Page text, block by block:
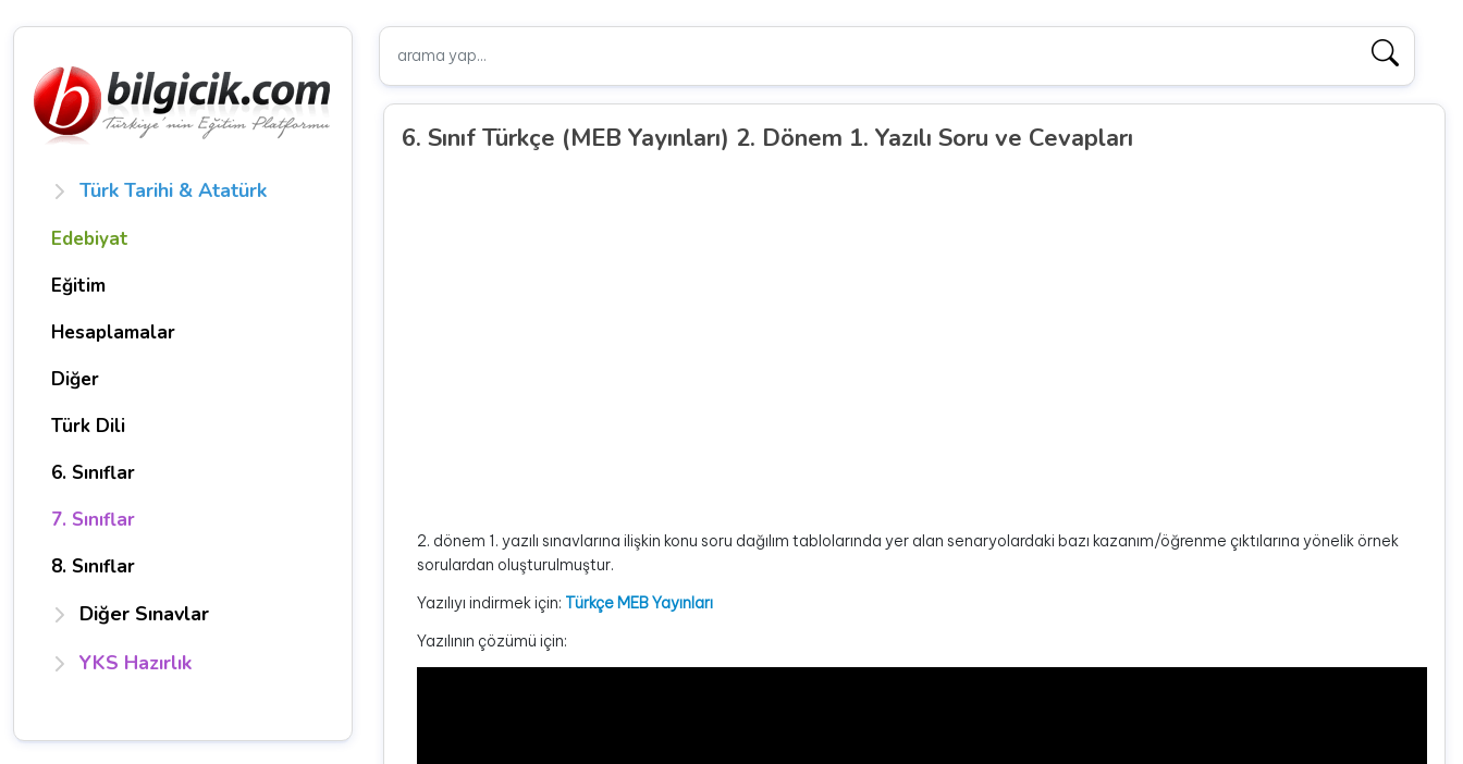
Türk Tarihi & Atatürk
Edebiyat
Eğitim
Hesaplamalar
Diğer
Türk Dili
6. Sınıflar
7. Sınıflar
8. Sınıflar
Diğer Sınavlar
YKS Hazırlık
6. Sınıf Türkçe (MEB Yayınları) 2. Dönem 1. Yazılı Soru ve Cevapları
2. dönem 1. yazılı sınavlarına ilişkin konu soru dağılım tablolarında yer alan senaryolardaki bazı kazanım/öğrenme çıktılarına yönelik örnek
sorulardan oluşturulmuştur.
Yazılıyı indirmek için: Türkçe MEB Yayınları
Yazılının çözümü için: